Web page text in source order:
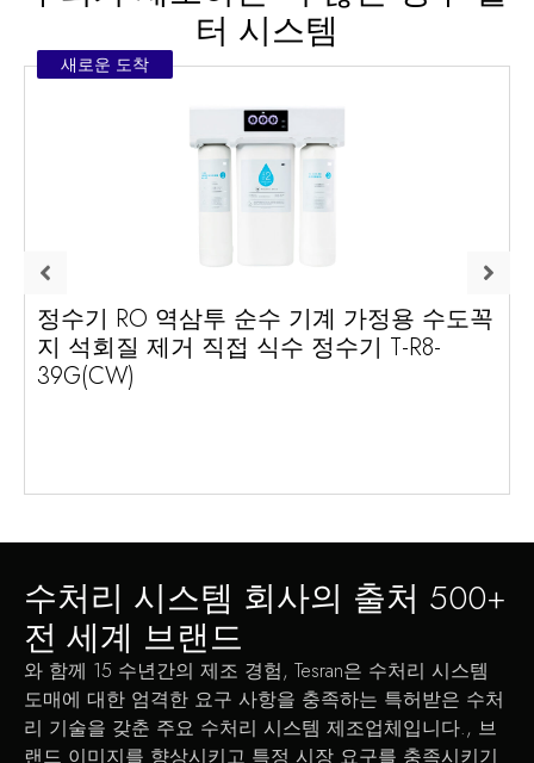
터 시스템
새로운 도착
정수기 RO 역삼투 순수 기계 가정용 수도꼭
지 석회질 제거 직접 식수 정수기 T-R8-
39G(CW)
수처리 시스템 회사의 출처 500+
전 세계 브랜드
와 함께 15 수년간의 제조 경험, Tesran은 수처리 시스템
도매에 대한 엄격한 요구 사항을 충족하는 특허받은 수처
리 기술을 갖춘 주요 수처리 시스템 제조업체입니다., 브
랜드 이미지를 향상시키고 특정 시장 요구를 충족시키기